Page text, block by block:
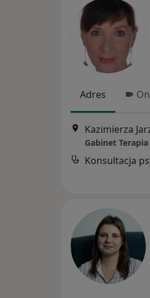
Adres
Kazimierza
Gabinet
Konsultacja